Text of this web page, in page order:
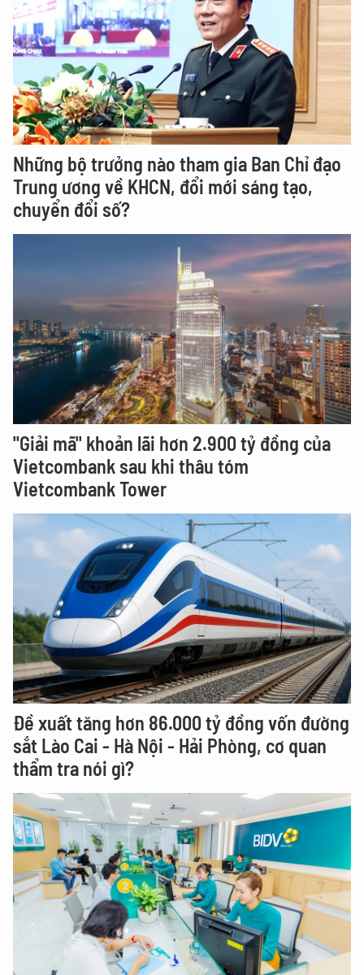
Những bộ trưởng nào tham gia Ban Chỉ đạo
Trung ương về KHCN, đổi mới sáng tạo,
chuyển đổi số?
"Giải mã" khoản lãi hơn 2.900 tỷ đồng của
Vietcombank sau khi thâu tóm
Vietcombank Tower
Đề xuất tăng hơn 86.000 tỷ đồng vốn đường
sắt Lào Cai - Hà Nội - Hải Phòng, cơ quan
thẩm tra nói gì?